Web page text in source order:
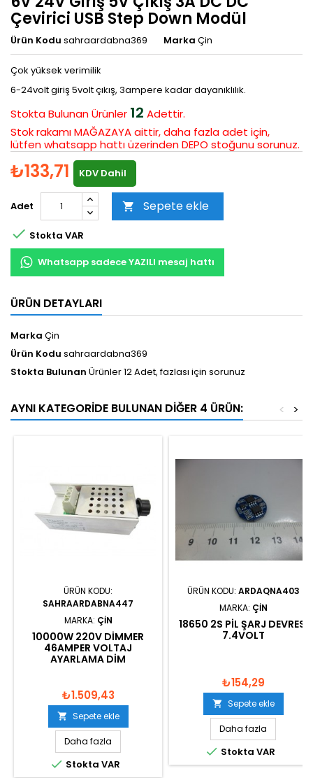
Çevirici USB Step Down Modül
Ürün Kodu sahraardabna369 Marka Çin
Çok yüksek verimilik
6-24volt giriş 5volt çıkış, 3ampere kadar dayanıklılık.
Stokta BulunanÜrünler 12 Adettir.
Stok rakamı MAĞAZAYA aittir, daha fazla adet için,
lütfen whatsapp hattı üzerinden DEPO stoğunu sorunuz.
₺133,71 KDV Dahil
Adet  Sepete ekle
 Stokta VAR
Whatsapp sadece YAZILI mesaj hattı
ÜRÜN DETAYLARI
Marka Çin
Ürün Kodu sahraardabna369
Stokta Bulunan Ürünler 12 Adet, fazlası için sorunuz
AYNI KATEGORIDE BULUNAN DIĞER 4 ÜRÜN: >
<
ÜRÜN KODU:
SAHRAARDABNA447
MARKA: ÇIN
10000W 220V DIMMER
46AMPER VOLTAJ
AYARLAMA DIM
₺1.509,43
 Sepete ekle
Daha fazla
 Stokta VAR
ÜRÜN KODU: ARDAQNA403
MARKA: ÇIN
18650 2S PIL ŞARJ DEVRESI
7.4VOLT
₺154,29
 Sepete ekle
Daha fazla
 Stokta VAR